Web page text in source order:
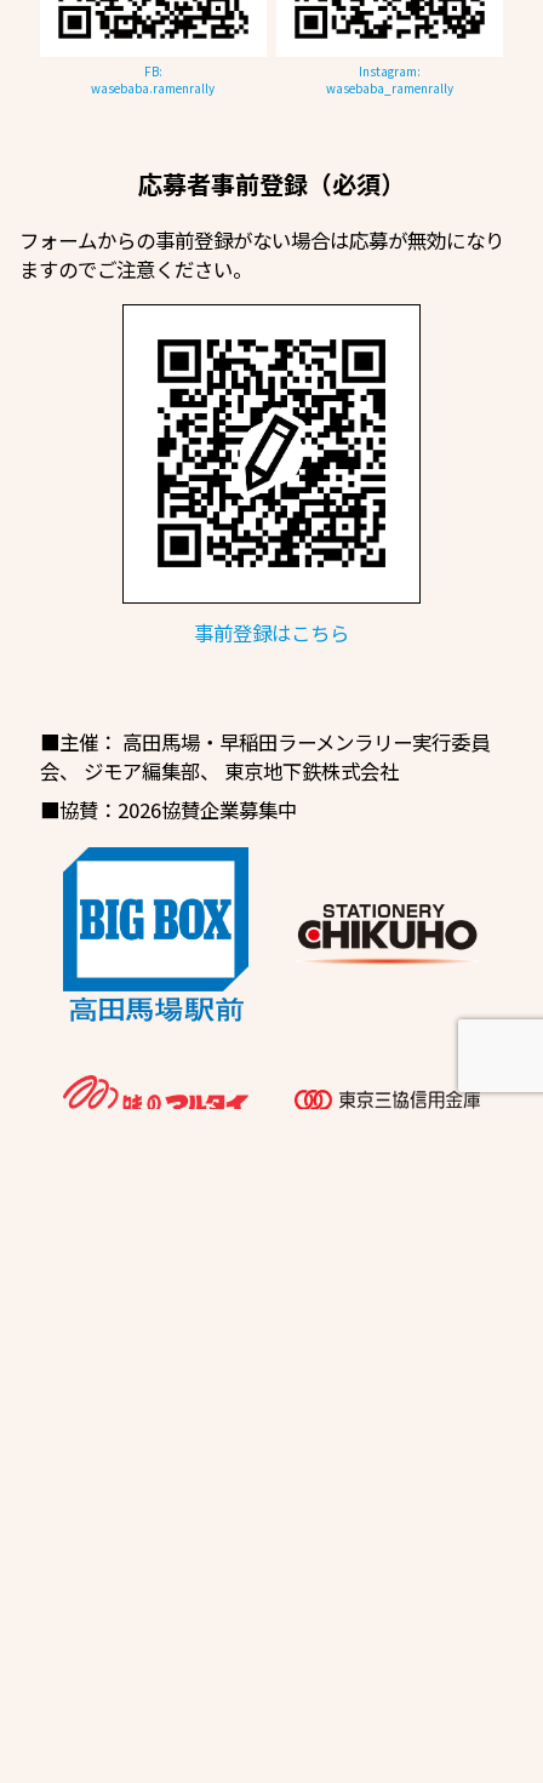
FB:
wasebaba.ramenrally
Instagram:
wasebaba_ramenrally
応募者事前登録（必須）
フォームからの事前登録がない場合は応募が無効になり
ますのでご注意ください。
事前登録はこちら
■主催： 高田馬場・早稲田ラーメンラリー実行委員
会、 ジモア編集部、
東京地下鉄株式会社
■協賛：2026協賛企業募集中